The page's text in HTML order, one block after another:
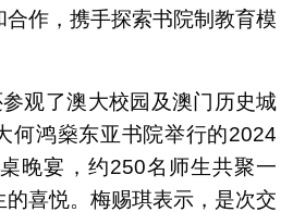
作，携手探索书院制教育模
观了澳大校园及澳门历史城
何鸿燊东亚书院举行的2024
晚宴，约250名师生共聚一
喜悦。梅赐琪表示，是次交